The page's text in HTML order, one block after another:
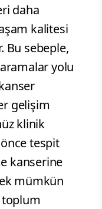
daha
kalitesi
Bu sebeple,
yolu
gelişim
klinik
tespit
kanserine
mümkün